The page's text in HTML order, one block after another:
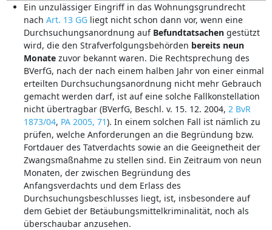
Ein unzulässiger Eingriff in das Wohnungsgrundrecht
nach Art. 13 GGliegt nicht schon dann vor, wenn eine
Durchsuchungsanordnung auf Befundtatsachengestützt
wird, die den Strafverfolgungsbehörden bereits neun
Monatezuvor bekannt waren. Die Rechtsprechung des
BVerfG, nach der nach einem halben Jahr von einer einmal
erteilten Durchsuchungsanordnung nicht mehr Gebrauch
gemacht werden darf, ist auf eine solche Fallkonstellation
nicht übertragbar (BVerfG, Beschl. v. 15. 12. 2004, 2 BvR
1873/04, PA 2005, 71). In einem solchen Fall ist nämlich zu
prüfen, welche Anforderungen an die Begründung bzw.
Fortdauer des Tatverdachts sowie an die Geeignetheit der
Zwangsmaßnahme zu stellen sind. Ein Zeitraum von neun
Monaten, der zwischen Begründung des
Anfangsverdachts und dem Erlass des
Durchsuchungsbeschlusses liegt, ist, insbesondere auf
dem Gebiet der Betäubungsmittelkriminalität, noch als
überschaubar anzusehen.